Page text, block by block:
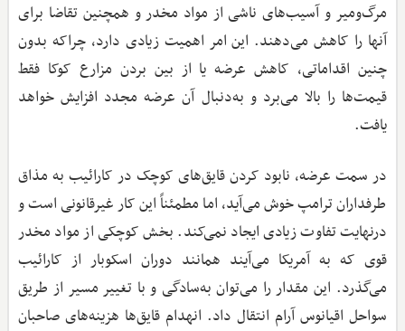
مرگ‌ومیر و آسیب‌های ناشی از مواد مخدر و همچنین تقاضا برای
آنها را کاهش می‌دهند. این امر اهمیت زیادی دارد، چراکه بدون
چنین اقداماتی، کاهش عرضه یا از بین بردن مزارع کوکا فقط
قیمت‌ها را بالا می‌برد و به‌دنبال آن عرضه مجدد افزایش خواهد
یافت.
در سمت عرضه، نابود کردن قایق‌های کوچک در کارائیب به مذاق
طرفداران ترامپ خوش می‌آید، اما مطمئناً این کار غیرقانونی است و
درنهایت تفاوت زیادی ایجاد نمی‌کند. بخش کوچکی از مواد مخدر
قوی که به آمریکا می‌آیند همانند دوران اسکوبار از کارائیب
می‌گذرد. این مقدار را می‌توان به‌سادگی و با تغییر مسیر از طریق
سواحل اقیانوس آرام انتقال داد. انهدام قایق‌ها هزینه‌های صاحبان